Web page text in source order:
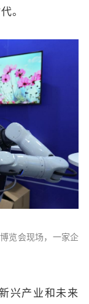
。
览会现场，一家企
兴产业和未来